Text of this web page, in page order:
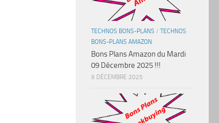
TECHNOS BONS-PLANS / TECHNOS
BONS-PLANS AMAZON
Bons Plans Amazon du Mardi
09 Décembre 2025 !!!
9 DÉCEMBRE 2025